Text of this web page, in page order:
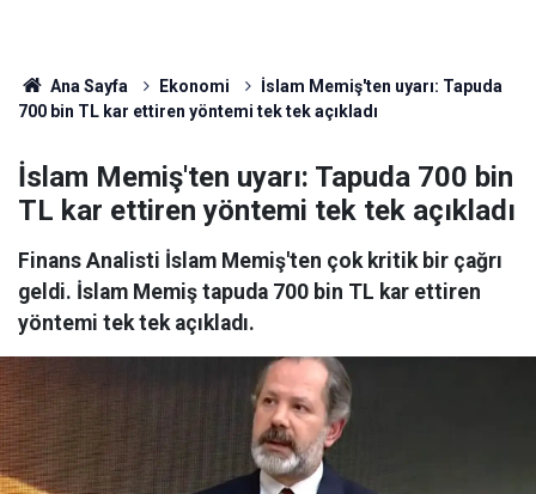
Ana Sayfa Ekonomi
İslam Memiş'ten uyarı: Tapuda
700 bin TL kar ettiren yöntemi tek tek açıkladı
İslam Memiş'ten uyarı: Tapuda 700 bin
TL kar ettiren yöntemi tek tek açıkladı
Finans Analisti İslam Memiş'ten çok kritik bir çağrı
geldi. İslam Memiş tapuda 700 bin TL kar ettiren
yöntemi tek tek açıkladı.